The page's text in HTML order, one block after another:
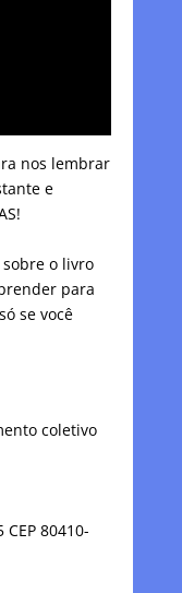
nos lembrar
e
o livro
para
se você
coletivo
80410-